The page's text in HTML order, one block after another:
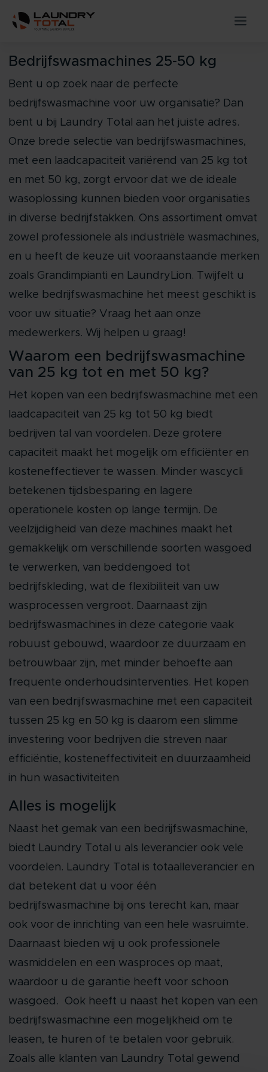
Bedrijfswasmachines 25-50 kg
Bent u op zoek naar de perfecte
bedrijfswasmachine voor uw organisatie? Dan
bent u bij Laundry Total aan het juiste adres.
Onze brede selectie van bedrijfswasmachines,
met een laadcapaciteit variërend van 25 kg tot
en met 50 kg, zorgt ervoor dat we de ideale
wasoplossing kunnen bieden voor organisaties
in diverse bedrijfstakken. Ons assortiment omvat
zowel professionele als industriële wasmachines,
en u heeft de keuze uit vooraanstaande merken
zoals Grandimpianti en LaundryLion. Twijfelt u
welke bedrijfswasmachine het meest geschikt is
voor uw situatie? Vraag het aan onze
medewerkers. Wij helpen u graag!
Waarom een bedrijfswasmachine
van 25 kg tot en met 50 kg?
Het kopen van een bedrijfswasmachine met een
laadcapaciteit van 25 kg tot 50 kg biedt
bedrijven tal van voordelen. Deze grotere
capaciteit maakt het mogelijk om efficiënter en
kosteneffectiever te wassen. Minder wascycli
betekenen tijdsbesparing en lagere
operationele kosten op lange termijn. De
veelzijdigheid van deze machines maakt het
gemakkelijk om verschillende soorten wasgoed
te verwerken, van beddengoed tot
bedrijfskleding, wat de flexibiliteit van uw
wasprocessen vergroot. Daarnaast zijn
bedrijfswasmachines in deze categorie vaak
robuust gebouwd, waardoor ze duurzaam en
betrouwbaar zijn, met minder behoefte aan
frequente onderhoudsinterventies. Het kopen
van een bedrijfswasmachine met een capaciteit
tussen 25 kg en 50 kg is daarom een slimme
investering voor bedrijven die streven naar
efficiëntie, kosteneffectiviteit en duurzaamheid
in hun wasactiviteiten
Alles is mogelijk
Naast het gemak van een bedrijfswasmachine,
biedt Laundry Total u als leverancier ook vele
voordelen. Laundry Total is totaalleverancier en
dat betekent dat u voor één
bedrijfswasmachine bij ons terecht kan, maar
ook voor de inrichting van een hele wasruimte.
Daarnaast bieden wij u ook professionele
wasmiddelen en een wasproces op maat,
waardoor u de garantie heeft voor schoon
wasgoed. Ook heeft u naast het kopen van een
bedrijfswasmachine een mogelijkheid om te
leasen, te huren of te betalen voor gebruik.
Zoals alle klanten van Laundry Total gewend